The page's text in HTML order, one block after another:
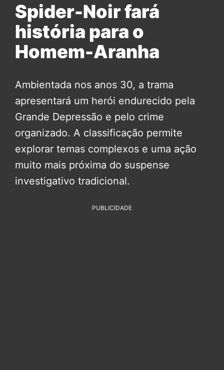
Spider-Noir fará
história para o
Homem-Aranha
Ambientada nos anos 30, a trama
apresentará um herói endurecido pela
Grande Depressão e pelo crime
organizado. A classificação permite
explorar temas complexos e uma ação
muito mais próxima do suspense
investigativo tradicional.
PUBLICIDADE